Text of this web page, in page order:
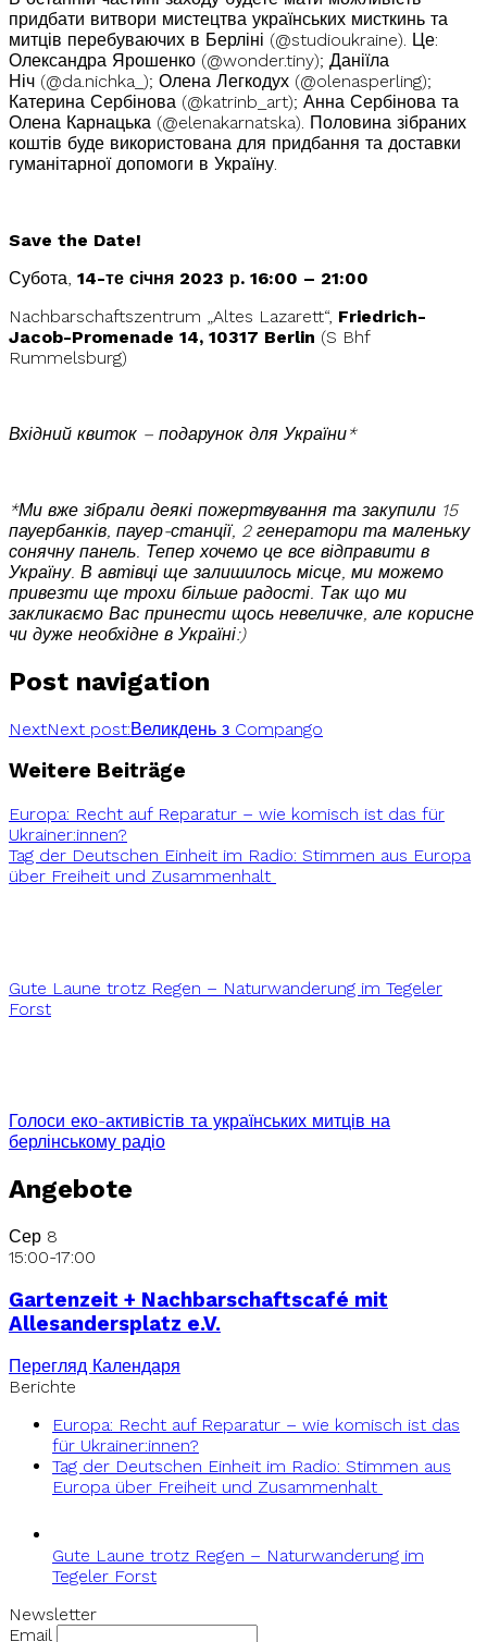
придбати витвори мистецтва українських мисткинь та
митців перебуваючих в Берліні (@studioukraine). Це:
Олександра Ярошенко (@wonder.tiny); Даніїла
Ніч (@da.nichka_); Олена Легкодух (@olenasperling);
Катерина Сербінова (@katrinb_ art); Анна Сербінова та
Олена Карнацька (@elenakarnatska). Половина зібраних
коштів буде використована для придбання та доставки
гуманітарної допомоги в Україну.
Save the Date!
Субота, 14-те січня 2023 р. 16:00 – 21:00
Nachbarschaftszentrum „Altes Lazarett“, Friedrich-
Jacob-Promenade 14, 10317 Berlin (S Bhf
Rummelsburg)
Вхідний квиток – подарунок для України*
*Ми вже зібрали деякі пожертвування та закупили 15
пауербанків, пауер-станції, 2 генератори та маленьку
сонячну панель. Тепер хочемо це все відправити в
Україну. В автівці ще залишилось місце, ми можемо
привезти ще трохи більше радості. Так що ми
закликаємо Вас принести щось невеличке, але корисне
чи дуже необхідне в Україні:)
Post navigation
NextNext post:Великдень з Compango
Weitere Beiträge
Europa: Recht auf Reparatur – wie komisch ist das für
Ukrainer:innen?
Tag der Deutschen Einheit im Radio: Stimmen aus Europa
über Freiheit und Zusammenhalt
Gute Laune trotz Regen – Naturwanderung im Tegeler
Forst
Голоси еко-активістів та українських митців на
берлінському радіо
Angebote
Сер 8
15:00-17:00
Gartenzeit + Nachbarschaftscafé mit
Allesandersplatz e.V.
Перегляд Календаря
Berichte
Europa: Recht auf Reparatur – wie komisch ist das
für Ukrainer:innen?
Tag der Deutschen Einheit im Radio: Stimmen aus
Europa über Freiheit und Zusammenhalt
Gute Laune trotz Regen – Naturwanderung im
Tegeler Forst
Newsletter
Email